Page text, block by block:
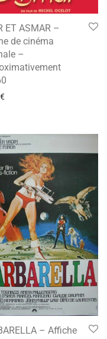
ET ASMAR –
de cinéma
–
€
– Affiche